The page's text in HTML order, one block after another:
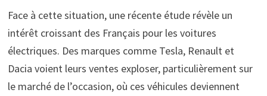
Face à cette situation, une récente étude révèle un
intérêt croissant des Français pour les voitures
électriques. Des marques comme Tesla, Renault et
Dacia voient leurs ventes exploser, particulièrement sur
le marché de l’occasion, où ces véhicules deviennent